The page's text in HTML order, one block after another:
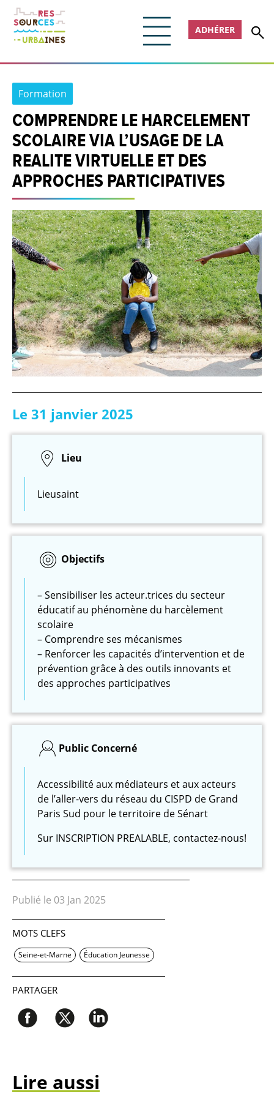
ADHÉRER
Formation
COMPRENDRE LE HARCELEMENT
SCOLAIRE VIA L’USAGE DE LA
REALITE VIRTUELLE ET DES
APPROCHES PARTICIPATIVES
Le 31 janvier 2025
Lieu
Lieusaint
Objectifs
– Sensibiliser les acteur.trices du secteur
éducatif au phénomène du harcèlement
scolaire
– Comprendre ses mécanismes
– Renforcer les capacités d’intervention et de
prévention grâce à des outils innovants et
des approches participatives
Public Concerné
Accessibilité aux médiateurs et aux acteurs
de l’aller-vers du réseau du CISPD de Grand
Paris Sud pour le territoire de Sénart
Sur INSCRIPTION PREALABLE, contactez-nous!
Publié le 03 Jan 2025
MOTS CLEFS
Seine-et-Marne Éducation Jeunesse
PARTAGER
Lire aussi